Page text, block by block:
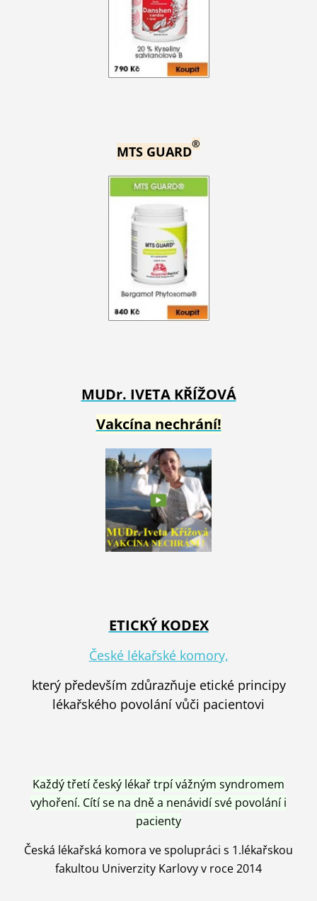
MTS GUARD®
MUDr. IVETA KŘÍŽOVÁ
Vakcína nechrání!
ETICKÝ KODEX
České lékařské komory,
který především zdůrazňuje etické principy
lékařského povolání vůči pacientovi
Každý třetí český lékař trpí vážným syndromem
vyhoření. Cítí se na dně a nenávidí své povolání i
pacienty
Česká lékařská komora ve spolupráci s 1.lékařskou
fakultou Univerzity Karlovy v roce 2014